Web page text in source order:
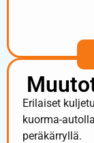
Erilaiset
kuorma-
peräkärryllä.